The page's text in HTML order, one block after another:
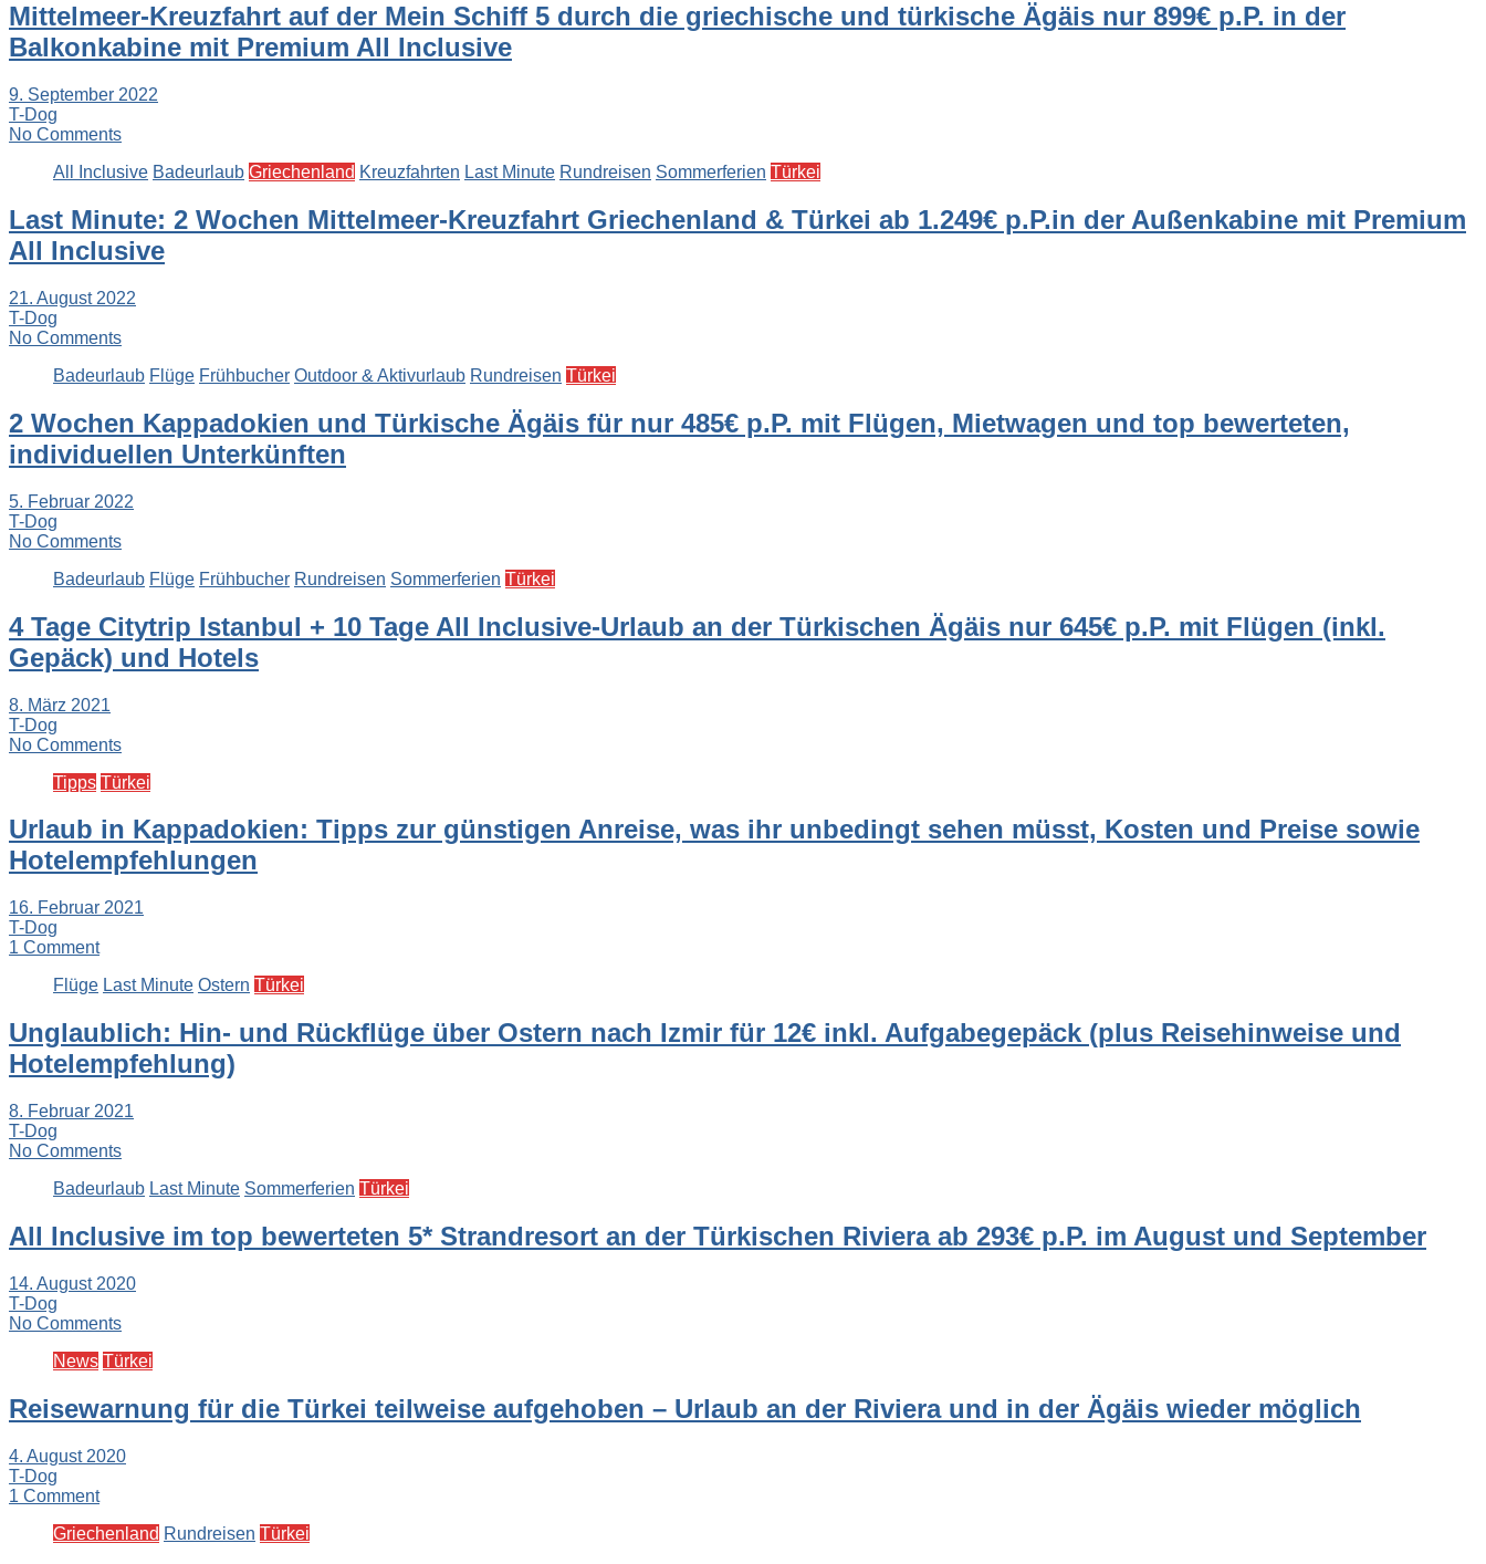
Mittelmeer-Kreuzfahrt auf der Mein Schiff 5 durch die griechische und türkische Ägäis nur 899€ p.P. in der
Balkonkabine mit Premium All Inclusive
9. September 2022
T-Dog
No Comments
All Inclusive Badeurlaub Griechenland Kreuzfahrten Last Minute Rundreisen Sommerferien Türkei
Last Minute: 2 Wochen Mittelmeer-Kreuzfahrt Griechenland & Türkei ab 1.249€ p.P.in der Außenkabine mit Premium
All Inclusive
21. August 2022
T-Dog
No Comments
Badeurlaub Flüge Frühbucher Outdoor & Aktivurlaub Rundreisen Türkei
2 Wochen Kappadokien und Türkische Ägäis für nur 485€ p.P. mit Flügen, Mietwagen und top bewerteten,
individuellen Unterkünften
5. Februar 2022
T-Dog
No Comments
Badeurlaub Flüge Frühbucher Rundreisen Sommerferien Türkei
4 Tage Citytrip Istanbul + 10 Tage All Inclusive-Urlaub an der Türkischen Ägäis nur 645€ p.P. mit Flügen (inkl.
Gepäck) und Hotels
8. März 2021
T-Dog
No Comments
Tipps Türkei
Urlaub in Kappadokien: Tipps zur günstigen Anreise, was ihr unbedingt sehen müsst, Kosten und Preise sowie
Hotelempfehlungen
16. Februar 2021
T-Dog
1 Comment
Flüge Last Minute Ostern Türkei
Unglaublich: Hin- und Rückflüge über Ostern nach Izmir für 12€ inkl. Aufgabegepäck (plus Reisehinweise und
Hotelempfehlung)
8. Februar 2021
T-Dog
No Comments
Badeurlaub Last Minute Sommerferien Türkei
All Inclusive im top bewerteten 5* Strandresort an der Türkischen Riviera ab 293€ p.P. im August und September
14. August 2020
T-Dog
No Comments
News Türkei
Reisewarnung für die Türkei teilweise aufgehoben – Urlaub an der Riviera und in der Ägäis wieder möglich
4. August 2020
T-Dog
1 Comment
Griechenland Rundreisen Türkei